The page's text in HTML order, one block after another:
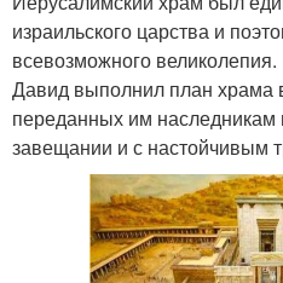
израильского царства и
всевозможного великолепия.
Давид выполнил план храма
переданных им наследникам
завещании и с настойчивым